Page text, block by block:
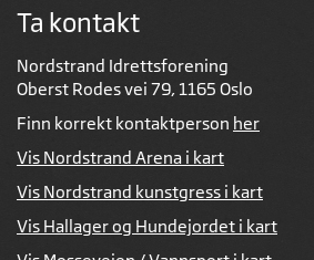
Ta kontakt
Nordstrand Idrettsforening
Oberst Rodes vei 79, 1165 Oslo
Finn korrekt kontaktperson her
Vis Nordstrand Arena i kart
Vis Nordstrand kunstgress i kart
Vis Hallager og Hundejordet i kart